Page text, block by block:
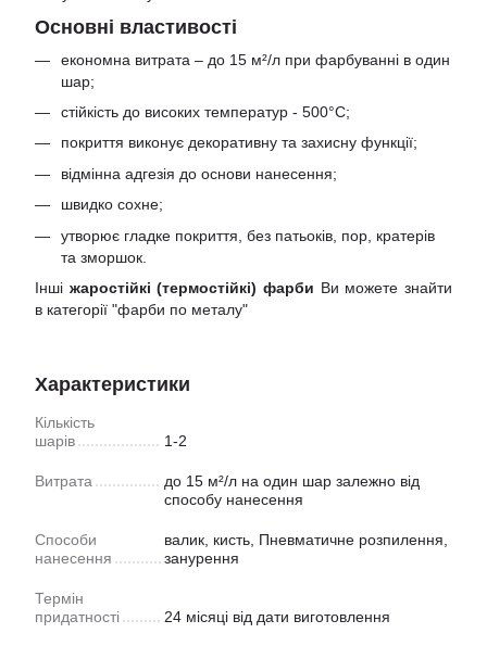
Основні властивості
економна витрата – до 15 м²/л при фарбуванні в один
шар;
стійкість до високих температур - 500°С;
покриття виконує декоративну та захисну функції;
відмінна адгезія до основи нанесення;
швидко сохне;
утворює гладке покриття, без патьоків, пор, кратерів
та зморшок.
Інші жаростійкі (термостійкі) фарби Ви можете знайти
в категорії "фарби по металу"
Характеристики
Кількість
шарів
1-2
Витрата
до 15 м²/л на один шар залежно від
способу нанесення
Способи
нанесення
валик, кисть, Пневматичне розпилення,
занурення
Термін
придатності
24 місяці від дати виготовлення